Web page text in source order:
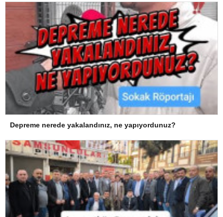
Depreme nerede yakalandınız, ne yapıyordunuz?